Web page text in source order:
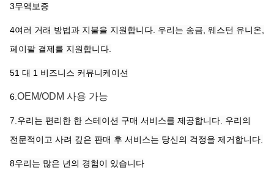
3무역보증
4여러 거래 방법과 지불을 지원합니다. 우리는 송금, 웨스턴 유니온,
페이팔 결제를 지원합니다.
51 대 1 비즈니스 커뮤니케이션
6. OEM/ODM 사용 가능
7.우리는 편리한 한 스테이션 구매 서비스를 제공합니다. 우리의
전문적이고 사려 깊은 판매 후 서비스는 당신의 걱정을 제거합니다.
8우리는 많은 년의 경험이 있습니다